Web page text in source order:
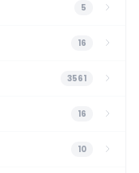
5
16
3561
16
10